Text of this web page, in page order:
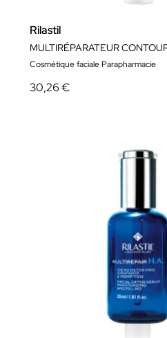
Rilastil
Cosmétique faciale Parapharmacie
30,26 €